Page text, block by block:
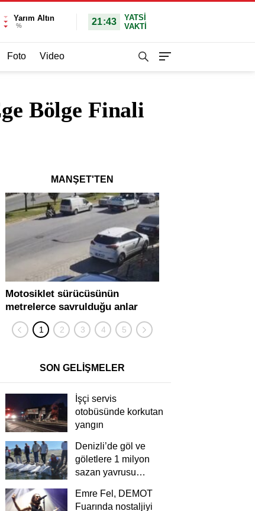
Yarım Altın
% 21:43
YATSI
VAKTİ
Foto Video
Bölge Finali
MANŞET'TEN
Motosiklet sürücüsünün
metrelerce savrulduğu anlar
güvenlik kamerasında
SON GELİŞMELER
İşçi servis
otobüsünde korkutan
yangın
Denizli’de göl ve
göletlere 1 milyon
sazan yavrusu
Emre Fel, DEMOT
Fuarında nostaljiyi